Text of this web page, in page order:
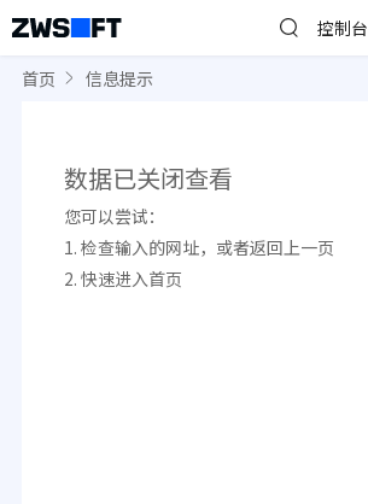
控制台
首页 信息提示
数据已关闭查看
您可以尝试：
1. 检查输入的网址，或者返回上一页
2. 快速进入首页